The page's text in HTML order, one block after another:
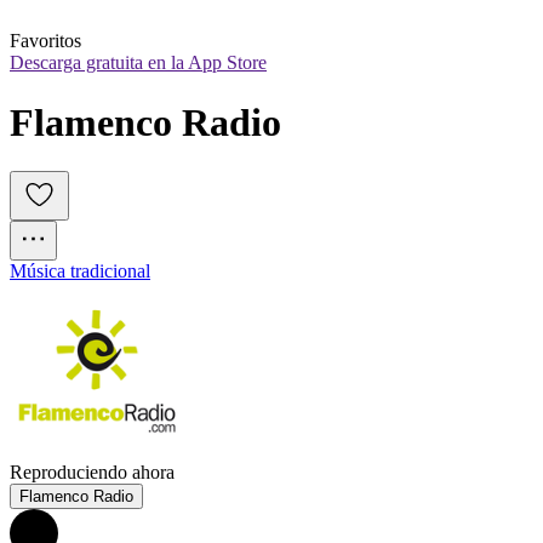
Favoritos
Descarga gratuita en la App Store
Flamenco Radio
Música tradicional
Reproduciendo ahora
Flamenco Radio